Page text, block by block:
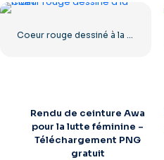
Rendu de ceinture Awa
pour la lutte féminine –
Téléchargement PNG
gratuit